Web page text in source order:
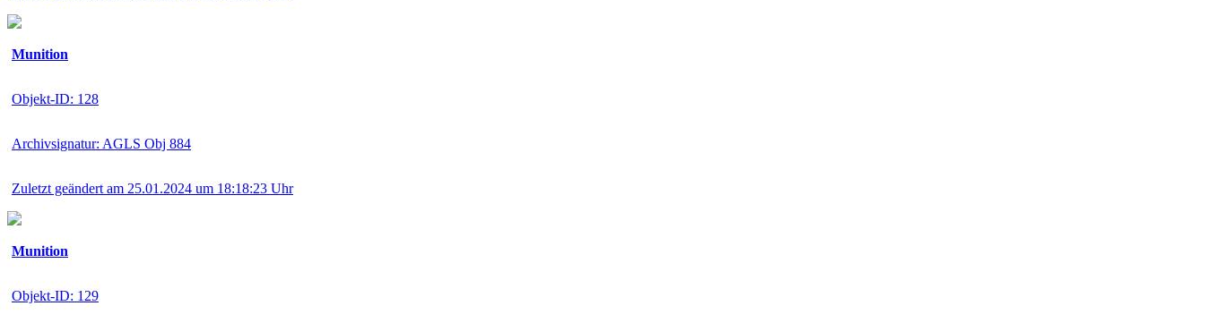
Munition
Objekt-ID: 128
Archivsignatur: AGLS Obj 884
Zuletzt geändert am 25.01.2024 um 18:18:23 Uhr
Munition
Objekt-ID: 129